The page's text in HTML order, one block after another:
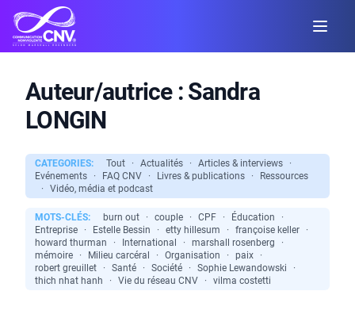
Auteur/autrice : Sandra
LONGIN
CATEGORIES: Tout · Actualités · Articles & interviews
·
Evénements
· FAQ CNV · Livres & publications ·
Ressources
·
Vidéo, média et podcast
MOTS-CLÉS: burn out · couple · CPF · Éducation
·
Entreprise
· Estelle Bessin · etty hillesum · françoise keller
·
howard thurman
· International · marshall rosenberg
·
mémoire
· Milieu carcéral · Organisation · paix
·
robert greuillet
· Santé · Société · Sophie Lewandowski
·
thich nhat hanh
· Vie du réseau CNV · vilma costetti